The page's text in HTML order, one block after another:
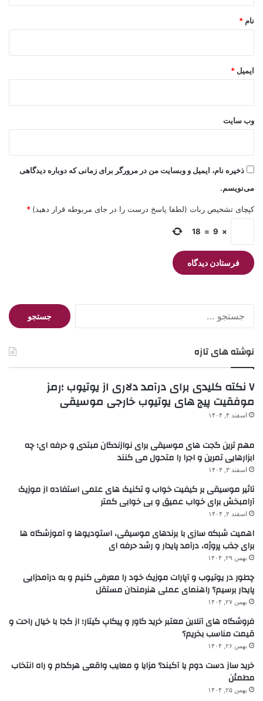
نام *
ایمیل *
وب‌ سایت
ذخیره نام، ایمیل و وبسایت من در مرورگر برای زمانی که دوباره دیدگاهی
می‌نویسم.
کپچای تشخیص ربات (لطفا پاسخ درست را در جای مربوطه قرار دهید) *
×
9
=
18
جستجو
برای:
نوشته های تازه
۷ نکته کلیدی برای درآمد دلاری از یوتیوب ؛رمز
موفقیت پیج های یوتیوب خارجی موسیقی
اسفند ۴, ۱۴۰۴
مهم ترین گجت های موسیقی برای نوازندگان مبتدی و حرفه ای؛ چه
ابزارهایی تمرین و اجرا را متحول می کنند
اسفند ۳, ۱۴۰۴
تاثیر موسیقی بر کیفیت خواب و تکنیک های علمی استفاده از موزیک
آرامبخش برای خواب عمیق و بی خوابی کمتر
اسفند ۲, ۱۴۰۴
اهمیت شبکه سازی با برندهای موسیقی، استودیوها و آموزشگاه ها
برای جذب پروژه، درآمد پایدار و رشد حرفه ای
بهمن ۲۹, ۱۴۰۴
چطور در یوتیوب و آپارات موزیک خود را معرفی کنیم و به درآمدزایی
پایدار برسیم؟ راهنمای عملی هنرمندان مستقل
بهمن ۲۷, ۱۴۰۴
فروشگاه های آنلاین معتبر خرید کاور و پیکاپ گیتار؛ از کجا با خیال راحت و
قیمت مناسب بخریم؟
بهمن ۲۶, ۱۴۰۴
خرید ساز دست دوم یا آکبند؟ مزایا و معایب واقعی هرکدام و راه انتخاب
مطمئن
بهمن ۲۵, ۱۴۰۴